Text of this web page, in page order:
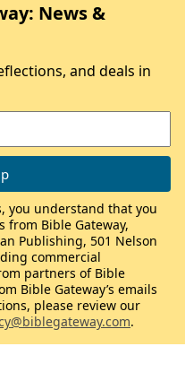
News &
and deals in
you understand that you
from Bible Gateway,
Publishing, 501 Nelson
commercial
partners of Bible
Bible Gateway’s emails
please review our
.